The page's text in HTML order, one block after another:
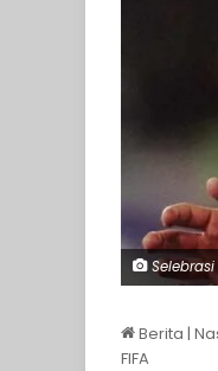
Berita |
FIFA